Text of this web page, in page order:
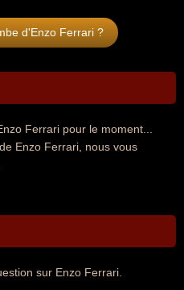
d'Enzo Ferrari ?
Ferrari pour le moment...
Enzo Ferrari, nous vous
sur Enzo Ferrari.